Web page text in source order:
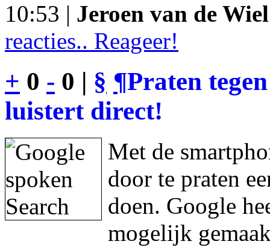
10:53 | Jeroen van de Wiel
reacties.. Reageer!
+ 0 - 0 | § ¶Praten
luistert direct!
Met de
door te praten
doen. Google
mogelijk